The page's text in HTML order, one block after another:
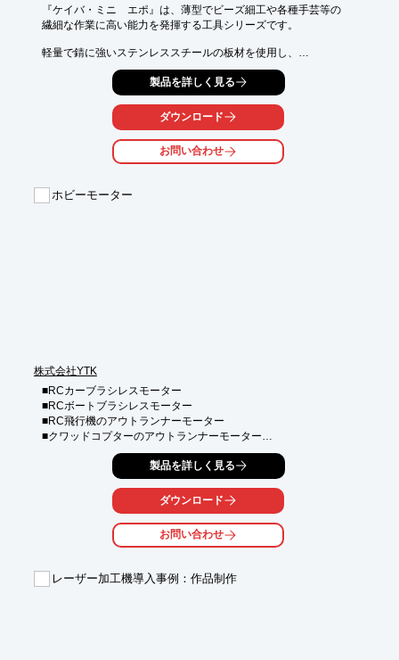
『ケイバ・ミニ　エポ』は、薄型でビーズ細工や各種手芸等の
繊細な作業に高い能力を発揮する工具シリーズです。
軽量で錆に強いステンレススチールの板材を使用し、
さらにツーコンボーネンツハンドルの採用で握りやすく、
しっかりとした剛性感を兼ね備えています。
多数ラインアップを取り揃えております。
■繊細な作業に高い能力を発揮
■軽量で錆に強いステンレススチール製
製品を詳しく見る
ダウンロード
お問い合わせ
ホビーモーター
株式会社YTK
■RCカーブラシレスモーター
■RCボートブラシレスモーター
■RC飛行機のアウトランナーモーター
■クワッドコプターのアウトランナーモーター
■各種多様なタイプがありますので、お問い合わせ下さい
■メーカー：SH（中国）製品を詳しく見る
ダウンロード
お問い合わせ
レーザー加工機導入事例：作品制作